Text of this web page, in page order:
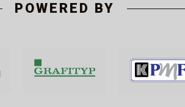
POWERED BY